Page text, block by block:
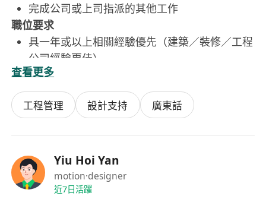
完成公司或上司指派的其他工作
職位要求
具一年或以上相關經驗優先（建築／裝修／工程
公司經驗更佳）
無相關經驗但有興趣入行者亦會考慮（提供在職
培訓）
工作態度積極，有責任感及良好紀律
懂基本手機或電腦操作
懂傢俬繪圖或生產結構者優先
待遇及福利
查看更多
工程管理 設計支持 廣東話
Yiu Hoi Yan
motion·designer
近7日活躍